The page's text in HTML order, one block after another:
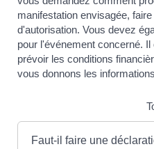
manifestation envisagée,
d'autorisation. Vous devez
pour l'événement concerné.
prévoir les conditions
vous donnons les
Faut-il faire une